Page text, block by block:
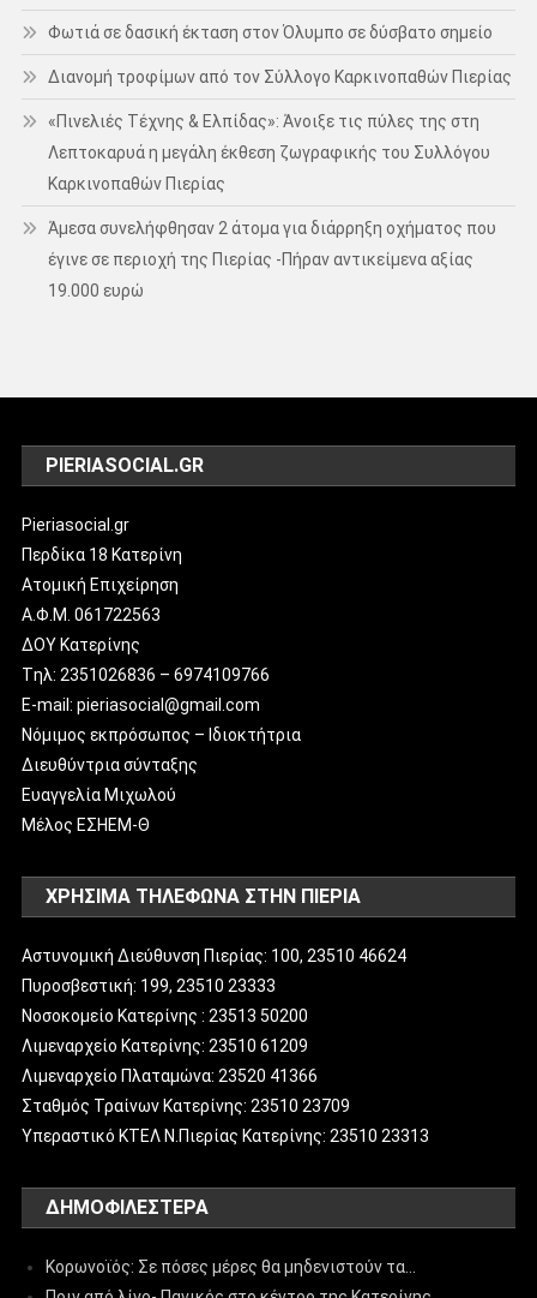
Φωτιά σε δασική έκταση στον Όλυμπο σε δύσβατο σημείο
Διανομή τροφίμων από τον Σύλλογο Καρκινοπαθών Πιερίας
«Πινελιές Τέχνης & Ελπίδας»: Άνοιξε τις πύλες της στη
Λεπτοκαρυά η μεγάλη έκθεση ζωγραφικής του Συλλόγου
Καρκινοπαθών Πιερίας
Άμεσα συνελήφθησαν 2 άτομα για διάρρηξη οχήματος που
έγινε σε περιοχή της Πιερίας -Πήραν αντικείμενα αξίας
19.000 ευρώ
PIERIASOCIAL.GR
Pieriasocial.gr
Περδίκα 18 Κατερίνη
Ατομική Επιχείρηση
Α.Φ.Μ. 061722563
ΔΟΥ Κατερίνης
Tηλ: 2351026836 – 6974109766
E-mail: pieriasocial@gmail.com
Νόμιμος εκπρόσωπος – Ιδιοκτήτρια
Διευθύντρια σύνταξης
Ευαγγελία Μιχωλού
Μέλος ΕΣΗΕΜ-Θ
ΧΡΗΣΙΜΑ ΤΗΛΕΦΩΝΑ ΣΤΗΝ ΠΙΕΡΙΑ
Αστυνομική Διεύθυνση Πιερίας: 100, 23510 46624
Πυροσβεστική: 199, 23510 23333
Νοσοκομείο Κατερίνης : 23513 50200
Λιμεναρχείο Κατερίνης: 23510 61209
Λιμεναρχείο Πλαταμώνα: 23520 41366
Σταθμός Τραίνων Κατερίνης: 23510 23709
Υπεραστικό ΚΤΕΛ Ν.Πιερίας Κατερίνης: 23510 23313
ΔΗΜΟΦΙΛΈΣΤΕΡΑ
Κορωνοϊός: Σε πόσες μέρες θα μηδενιστούν τα…